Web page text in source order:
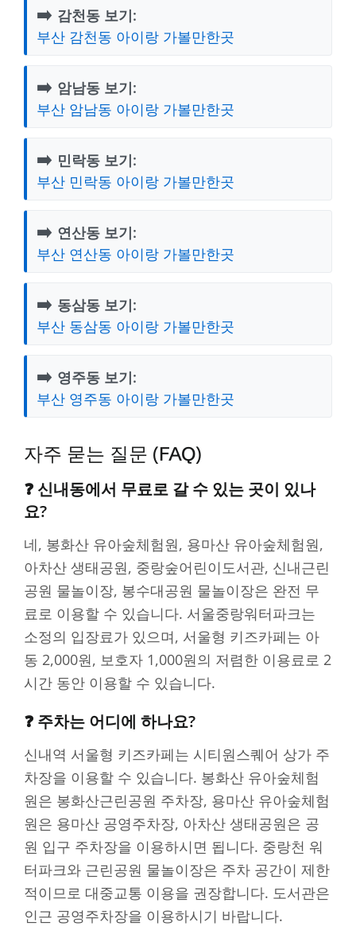
➡️ 감천동 보기:
부산 감천동 아이랑 가볼만한곳
➡️ 암남동 보기:
부산 암남동 아이랑 가볼만한곳
➡️ 민락동 보기:
부산 민락동 아이랑 가볼만한곳
➡️ 연산동 보기:
부산 연산동 아이랑 가볼만한곳
➡️ 동삼동 보기:
부산 동삼동 아이랑 가볼만한곳
➡️ 영주동 보기:
부산 영주동 아이랑 가볼만한곳
자주 묻는 질문 (FAQ)
❓ 신내동에서 무료로 갈 수 있는 곳이 있나
요?
네, 봉화산 유아숲체험원, 용마산 유아숲체험원,
아차산 생태공원, 중랑숲어린이도서관, 신내근린
공원 물놀이장, 봉수대공원 물놀이장은 완전 무
료로 이용할 수 있습니다. 서울중랑워터파크는
소정의 입장료가 있으며, 서울형 키즈카페는 아
동 2,000원, 보호자 1,000원의 저렴한 이용료로 2
시간 동안 이용할 수 있습니다.
❓ 주차는 어디에 하나요?
신내역 서울형 키즈카페는 시티원스퀘어 상가 주
차장을 이용할 수 있습니다. 봉화산 유아숲체험
원은 봉화산근린공원 주차장, 용마산 유아숲체험
원은 용마산 공영주차장, 아차산 생태공원은 공
원 입구 주차장을 이용하시면 됩니다. 중랑천 워
터파크와 근린공원 물놀이장은 주차 공간이 제한
적이므로 대중교통 이용을 권장합니다. 도서관은
인근 공영주차장을 이용하시기 바랍니다.